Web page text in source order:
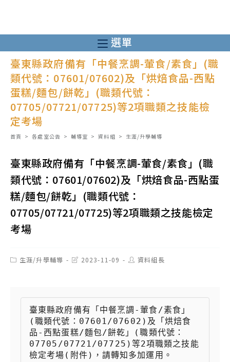
至
主
內
選單
臺東縣政府備有「中餐烹調-葷食/素食」(職
類代號：07601/07602)及「烘焙食品-西點
蛋糕/麵包/餅乾」(職類代號：
07705/07721/07725)等2項職類之技能檢
定考場
首頁 > 各處室公告 > 輔導室 > 資料組 > 生涯/升學輔導
臺東縣政府備有「中餐烹調-葷食/素食」(職
類代號：07601/07602)及「烘焙食品-西點蛋
糕/麵包/餅乾」(職類代號：
07705/07721/07725)等2項職類之技能檢定
考場
Post生涯/升學輔導
Post2023-11-09
Post資料組長
臺東縣政府備有「中餐烹調-葷食/素食」
(職類代號：07601/07602)及「烘焙食
品-西點蛋糕/麵包/餅乾」(職類代號：
07705/07721/07725)等2項職類之技能
檢定考場(附件)，請轉知多加運用。